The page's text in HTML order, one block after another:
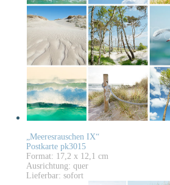
„Meeresrauschen IX“
Postkarte pk3015
Format: 17,2 x 12,1 cm
Ausrichtung: quer
Lieferbar: sofort